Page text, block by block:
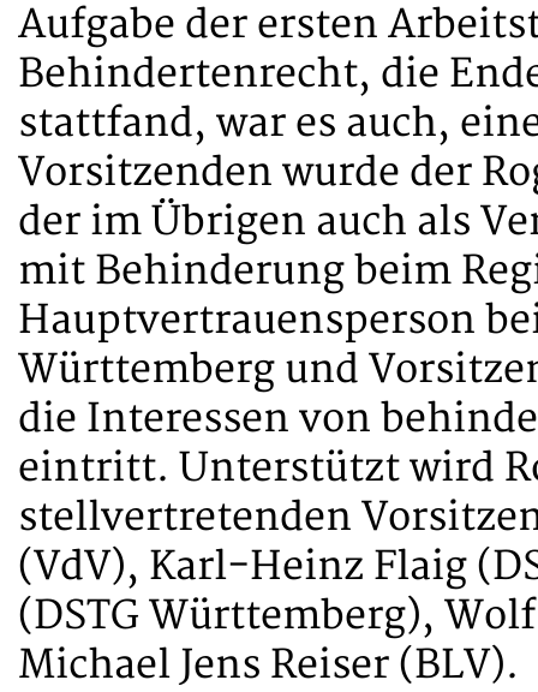
Aufgabe der ersten
Behindertenrecht, die
stattfand, war es auch,
Vorsitzenden wurde der
der im Übrigen auch als
mit Behinderung beim
Hauptvertrauensperson
Württemberg und
die Interessen von
eintritt. Unterstützt wird
stellvertretenden
(VdV), Karl-Heinz Flaig
(DSTG Württemberg),
Michael Jens Reiser (BLV).